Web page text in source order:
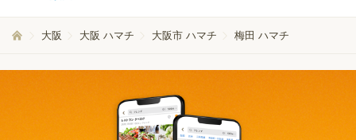
大阪 大阪 ハマチ 大阪市 ハマチ 梅田 ハマチ